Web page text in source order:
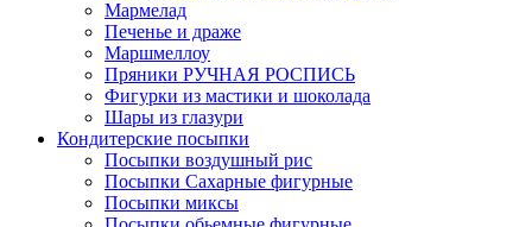
Мармелад
Печенье и драже
Маршмеллоу
Пряники РУЧНАЯ РОСПИСЬ
Фигурки из мастики и шоколада
Шары из глазури
Кондитерские посыпки
Посыпки воздушный рис
Посыпки Сахарные фигурные
Посыпки миксы